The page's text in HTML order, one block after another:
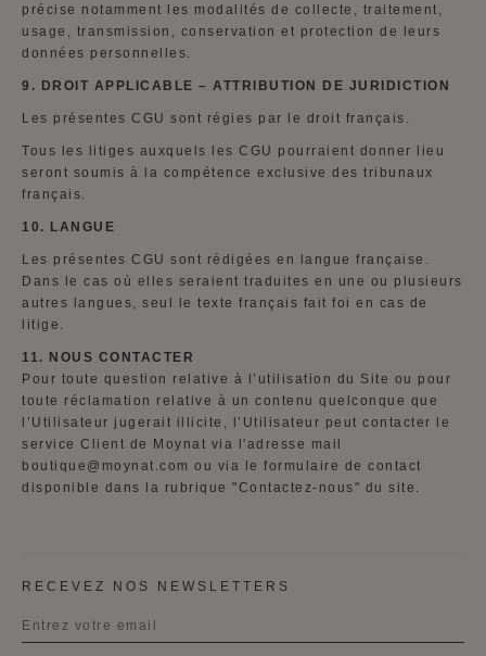
précise notamment les modalités de collecte, traitement,
usage, transmission, conservation et protection de leurs
données personnelles.
9. DROIT APPLICABLE – ATTRIBUTION DE JURIDICTION
Les présentes CGU sont régies par le droit français.
Tous les litiges auxquels les CGU pourraient donner lieu
seront soumis à la compétence exclusive des tribunaux
français.
10. LANGUE
Les présentes CGU sont rédigées en langue française.
Dans le cas où elles seraient traduites en une ou plusieurs
autres langues, seul le texte français fait foi en cas de
litige.
11. NOUS CONTACTER
Pour toute question relative à l’utilisation du Site ou pour
toute réclamation relative à un contenu quelconque que
l’Utilisateur jugerait illicite, l’Utilisateur peut contacter le
service Client de Moynat via l'adresse mail
boutique@moynat.com ou via le formulaire de contact
disponible dans la rubrique "Contactez-nous" du site.
RECEVEZ NOS NEWSLETTERS